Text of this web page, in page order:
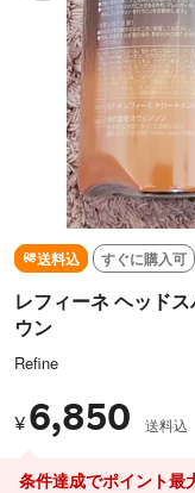
送料込 すぐに購入可
レフィーネ ヘッド
ウン
Refine
¥ 6,850 送料込
条件達成でポイント最